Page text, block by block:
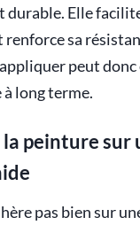
durable. Elle
sa
peut donc
long terme.
peinture sur
pas bien sur